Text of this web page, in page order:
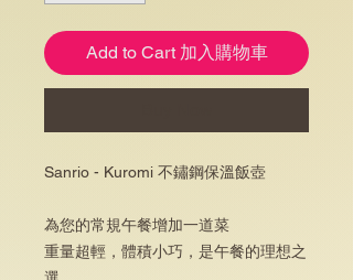
Add to Cart 加入購物車
Sanrio - Kuromi 不鏽鋼保溫飯壺
為您的常規午餐增加一道菜
重量超輕，體積小巧，是午餐的理想之